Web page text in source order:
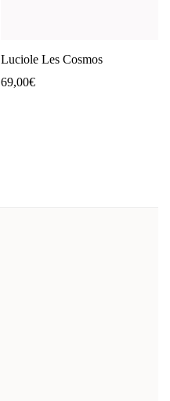
Luciole Les Cosmos
69,00€